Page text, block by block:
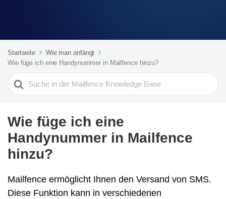
Startseite
Wie man anfängt
Wie füge ich eine Handynummer in Mailfence hinzu?
Search
For
Wie füge ich eine
Handynummer in Mailfence
hinzu?
Mailfence ermöglicht Ihnen den Versand von SMS.
Diese Funktion kann in verschiedenen